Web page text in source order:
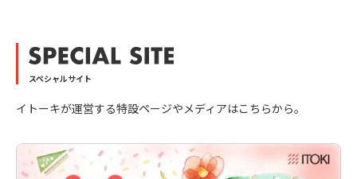
スペシャルサイト
イトーキが運営する特設ページやメディアはこちらから。